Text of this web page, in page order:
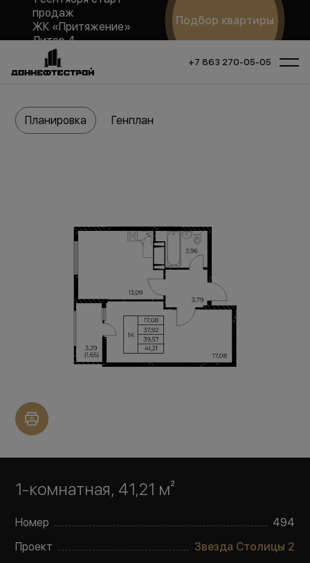
продаж
ЖК «Притяжение»
Литер 4
Подбор квартиры
+7 863 270-05-05
1-комнатная, 41,21 м²
Номер
494
Проект
Звезда Столицы 2
Планировка Генплан